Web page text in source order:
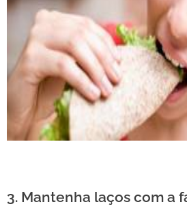
3. Mantenha laços com a